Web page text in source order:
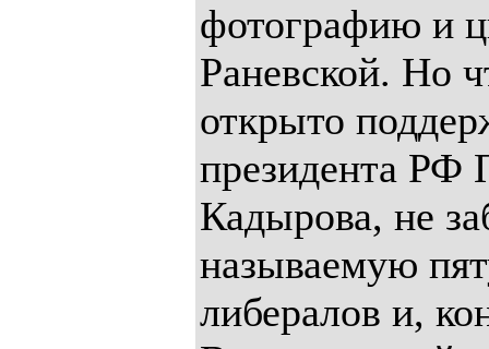
фотографию и
Раневской. Но
открыто
президента РФ
Кадырова, не
называемую
либералов и,